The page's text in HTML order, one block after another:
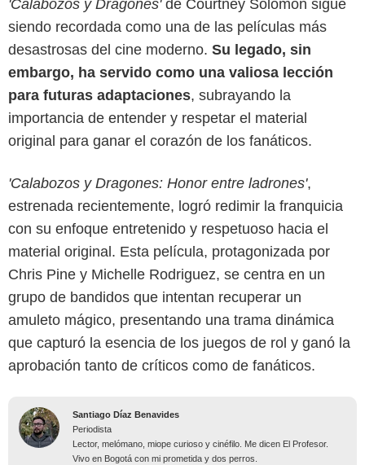
'Calabozos y Dragones' de Courtney Solomon sigue
siendo recordada como una de las películas más
desastrosas del cine moderno. Su legado, sin
embargo, ha servido como una valiosa lección
para futuras adaptaciones, subrayando la
importancia de entender y respetar el material
original para ganar el corazón de los fanáticos.
'Calabozos y Dragones: Honor entre ladrones',
estrenada recientemente, logró redimir la franquicia
con su enfoque entretenido y respetuoso hacia el
material original. Esta película, protagonizada por
Chris Pine y Michelle Rodriguez, se centra en un
grupo de bandidos que intentan recuperar un
amuleto mágico, presentando una trama dinámica
que capturó la esencia de los juegos de rol y ganó la
aprobación tanto de críticos como de fanáticos.
Santiago Díaz Benavides
Periodista
Lector, melómano, miope curioso y cinéfilo. Me dicen El Profesor.
Vivo en Bogotá con mi prometida y dos perros.